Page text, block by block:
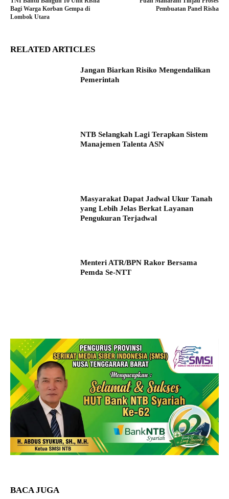
Bagi Warga Korban Gempa di
Lombok Utara
Pembuatan Panel Risha
RELATED ARTICLES
Jangan Biarkan Risiko Mengendalikan
Pemerintah
NTB Selangkah Lagi Terapkan Sistem
Manajemen Talenta ASN
Masyarakat Dapat Jadwal Ukur Tanah
yang Lebih Jelas Berkat Layanan
Pengukuran Terjadwal
Menteri ATR/BPN Rakor Bersama
Pemda Se-NTT
BACA JUGA